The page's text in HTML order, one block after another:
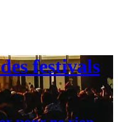
festivals